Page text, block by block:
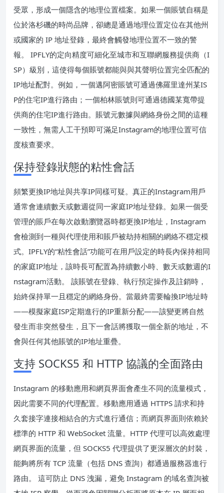
受眾，形成一個隱含的地理位置檔案。如果一個賬號自稱是
位於洛杉磯的時尚品牌，卻總是通過地理位置定位在其他州
或國家的 IP 地址登錄，最終會觸發地理位置不一致的警
報。 IPFLY的定向精度可細化至城市和互聯網服務提供商（I
SP）級別，這使得每個賬號都能與與其聲明位置完全匹配的
IP地址配對。例如，一個邁阿密賬號可通過佛羅里達州某IS
P的住宅IP進行路由；一個柏林賬號則可通過德國某寬帶提
供商的住宅IP進行路由。賬號元數據與網絡身份之間的這種
一致性，無需人工干預即可滿足Instagram的地理位置可信
度核查要求。
保持登錄狀態的粘性會話
頻繁更換IP地址與共享IP同樣可疑。真正的Instagram用戶
通常會連續數天或數週從同一家庭IP地址登錄。如果一個受
管理的賬戶在每次啟動瀏覽器時都更換IP地址，Instagram
會檢測到一種與代理使用和賬戶被劫持相關的網絡不穩定模
式。IPFLY的“粘性會話”功能可在用戶設定的時長內保持相同
的家庭IP地址，該時長可配置為持續數小時、數天或數週的I
nstagram活動。 該賬號在登錄、執行預定操作及註銷時，
始終保持單一且穩定的網絡身份。當最終需要輪換IP地址時
——模擬家庭ISP定期進行的IP重新分配——該變更將自然
發生而非突然發生，且下一會話將獲取一個全新的地址，不
會與任何其他賬號的IP地址重疊。
支持 SOCKS5 和 HTTP 協議的全面路由
Instagram 的移動應用和網頁界面會產生不同的流量模式，
因此需要不同的代理配置。移動應用通過 HTTPS 請求和持
久套接字連接相結合的方式進行通信；而網頁界面則依賴於
標準的 HTTP 和 WebSocket 流量。HTTP 代理可以高效處理
網頁界面的流量，但 SOCKS5 代理提供了更深層次的封裝，
能夠將所有 TCP 流量（包括 DNS 查詢）都通過服務器進行
路由。 這可防止 DNS 洩漏，避免 Instagram 的域名查詢被